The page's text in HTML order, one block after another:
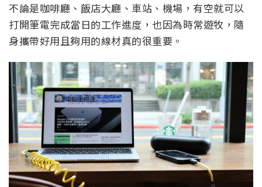
不論是咖啡廳、飯店大廳、車站、機場，有空就可以
打開筆電完成當日的工作進度，也因為時常遊牧，隨
身攜帶好用且夠用的線材真的很重要。